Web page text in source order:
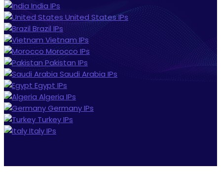
India IPs
United StatesIPs
Brazil IPs
VietnamIPs
Morocco IPs
Pakistan IPs
Saudi Arabia IPs
Egypt IPs
Algeria IPs
GermanyIPs
TurkeyIPs
ItalyIPs